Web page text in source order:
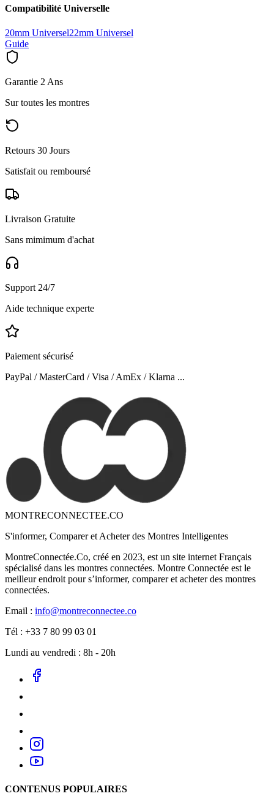
Compatibilité Universelle
20mm Universel22mm Universel
Guide
Garantie 2 Ans
Sur toutes les montres
Retours 30 Jours
Satisfait ou remboursé
Livraison Gratuite
Sans mimimum d'achat
Support 24/7
Aide technique experte
Paiement sécurisé
PayPal / MasterCard / Visa / AmEx / Klarna ...
MONTRECONNECTEE.CO
S'informer, Comparer et Acheter des Montres Intelligentes
MontreConnectée.Co, créé en 2023, est un site internet Français
spécialisé dans les montres connectées. Montre Connectée est le
meilleur endroit pour s’informer, comparer et acheter des montres
connectées.
Email : info@montreconnectee.co
Tél : +33 7 80 99 03 01
Lundi au vendredi : 8h - 20h
CONTENUS POPULAIRES